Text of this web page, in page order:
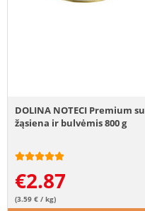
DOLINA NOTECI Premium su
žąsiena ir bulvėmis 800 g
€2.87
(3.59 € / kg)